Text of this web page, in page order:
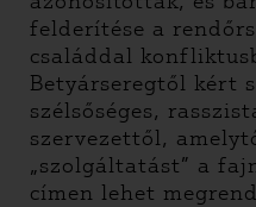
felderítése a
családdal
Betyárseregtől kért
szélsőséges,
szervezettől,
„szolgáltatást” a
címen lehet